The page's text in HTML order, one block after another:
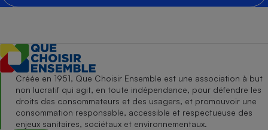
Créée en 1951, Que Choisir Ensemble est une association à but
non lucratif qui agit, en toute indépendance, pour défendre les
droits des consommateurs et des usagers, et promouvoir une
consommation responsable, accessible et respectueuse des
enjeux sanitaires, sociétaux et environnementaux.